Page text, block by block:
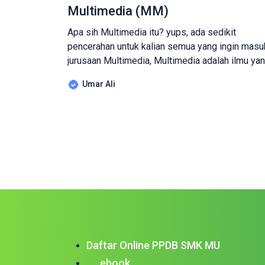
Multimedia (MM)
Apa sih Multimedia itu? yups, ada sedikit
pencerahan untuk kalian semua yang ingin
jurusaan Multimedia, Multimedia adalah ilmu
untuk menyampaikan informasi ke publik,
Umar Ali
Daftar Online PPDB SMK MU